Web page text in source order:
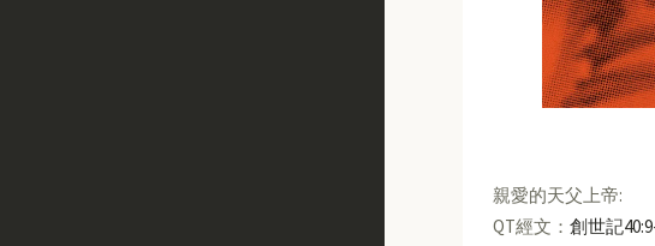
親愛的天父上帝:
QT經文： 創世記